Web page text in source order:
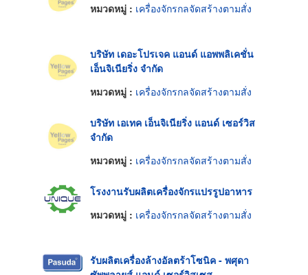
หมวดหมู่ : เครื่องจักรกลจัดสร้างตามสั่ง
บริษัท เดอะโปรเจค แอนด์ แอพพลิเคชั่น
เอ็นจิเนียริ่ง จำกัด
หมวดหมู่ : เครื่องจักรกลจัดสร้างตามสั่ง
บริษัท เอเทค เอ็นจิเนียริ่ง แอนด์ เซอร์วิส
จำกัด
หมวดหมู่ : เครื่องจักรกลจัดสร้างตามสั่ง
โรงงานรับผลิตเครื่องจักรแปรรูปอาหาร
หมวดหมู่ : เครื่องจักรกลจัดสร้างตามสั่ง
รับผลิตเครื่องล้างอัลตร้าโซนิค - พศุดา